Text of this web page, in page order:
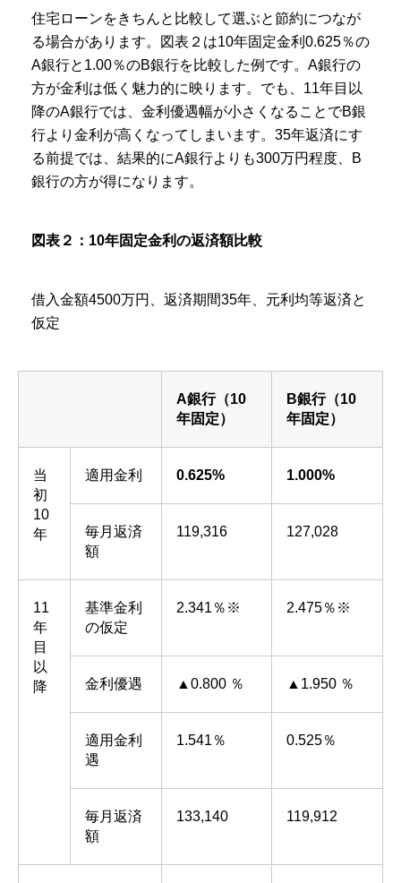
住宅ローンをきちんと比較して選ぶと節約につなが
る場合があります。
図表２は10年固定金利0.625％の
A銀行と1.00％のB銀行を比較した例です。A銀行の
方が金利は低く魅力的に映ります。でも、11年目以
降のA銀行では、金利優遇幅が小さくなることでB銀
行より金利が高くなってしまいます。35年返済にす
る前提では、結果的にA銀行よりも300万円程度、B
銀行の方が得になります。
図表２：10年固定金利の返済額比較
借入金額4500万円、返済期間35年、元利均等返済と
仮定
A銀行（10
年固定）
B銀行（10
年固定）
当
初
10
年
適用金利 0.625% 1.000%
毎月返済
額
119,316 127,028
11
年
目
以
降
基準金利
の仮定
2.341％※ 2.475％※
金利優遇 ▲0.800 ％ ▲1.950 ％
適用金利
遇
1.541％ 0.525％
毎月返済
額
133,140 119,912